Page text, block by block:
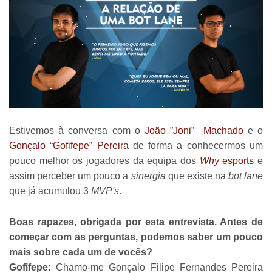
Estivemos à conversa com o João ”Joni” Machadoe o
Gonçalo “Gofifepe” Pereira de forma a conhecermos um
pouco melhor os jogadores da equipa dos Whyesports e
assim perceber um pouco a sinergia que existe na bot lane
que já acumulou 3 MVP's.
Boas rapazes, obrigada por esta entrevista. Antes de
começar com as perguntas, podemos saber um pouco
mais sobre cada um de vocês?
Gofifepe:Chamo-me Gonçalo Filipe Fernandes Pereira